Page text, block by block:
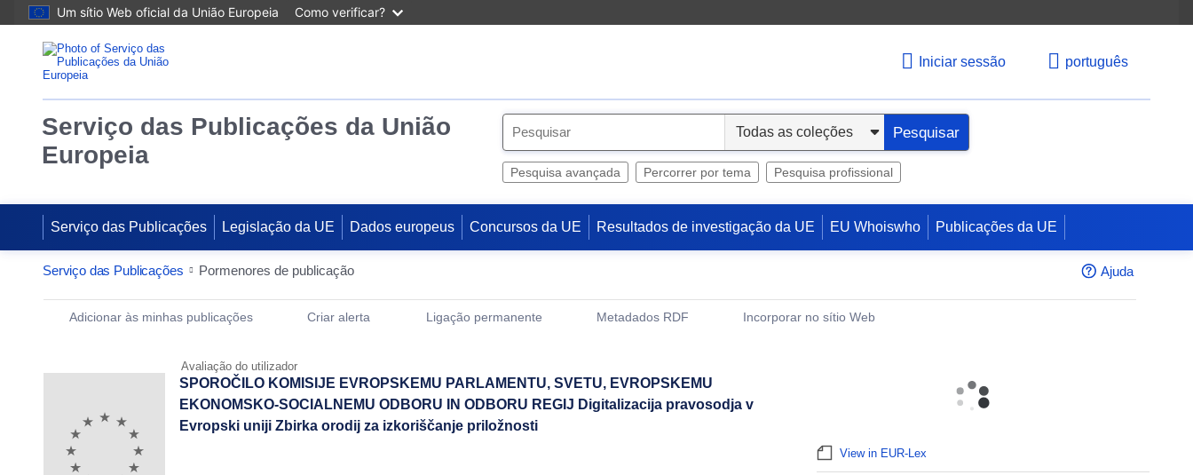
Um sítio Web oficial da União Europeia Como verificar?
Iniciar sessão português
Serviço das Publicações da União
Europeia
e
Pesquisar
Pesquisa avançada Percorrer por tema Pesquisa profissional
Serviço das Publicações Legislação da UE Dados europeus Concursos da UE Resultados de investigação da UE EU Whoiswho Publicações da UE
Serviço das Publicações Pormenores de publicação Ajuda
Publication Detail Actions Portlet
Adicionar às minhas publicações Criar alerta Ligação permanente
Metadados RDF
Incorporar no sítio Web
Avaliação do utilizador
SPOROČILO KOMISIJE EVROPSKEMU PARLAMENTU, SVETU, EVROPSKEMU
EKONOMSKO-SOCIALNEMU ODBORU IN ODBORU REGIJ Digitalizacija pravosodja v
Evropski uniji Zbirka orodij za izkoriščanje priložnosti
View in EUR-Lex